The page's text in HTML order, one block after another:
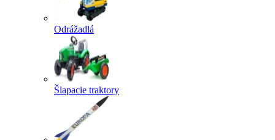
Odrážadlá
Šlapacie traktory